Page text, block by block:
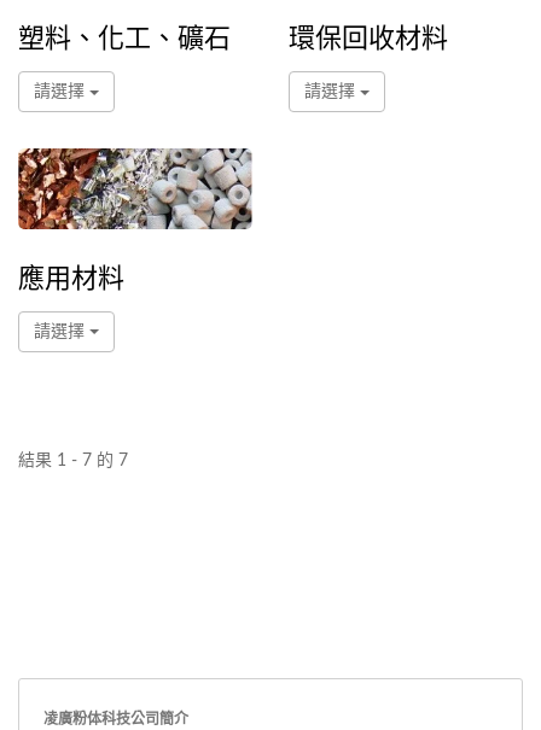
塑料、化工、礦石
請選擇
環保回收材料
請選擇
應用材料
請選擇
結果 1 - 7 的 7
凌廣粉体科技公司簡介